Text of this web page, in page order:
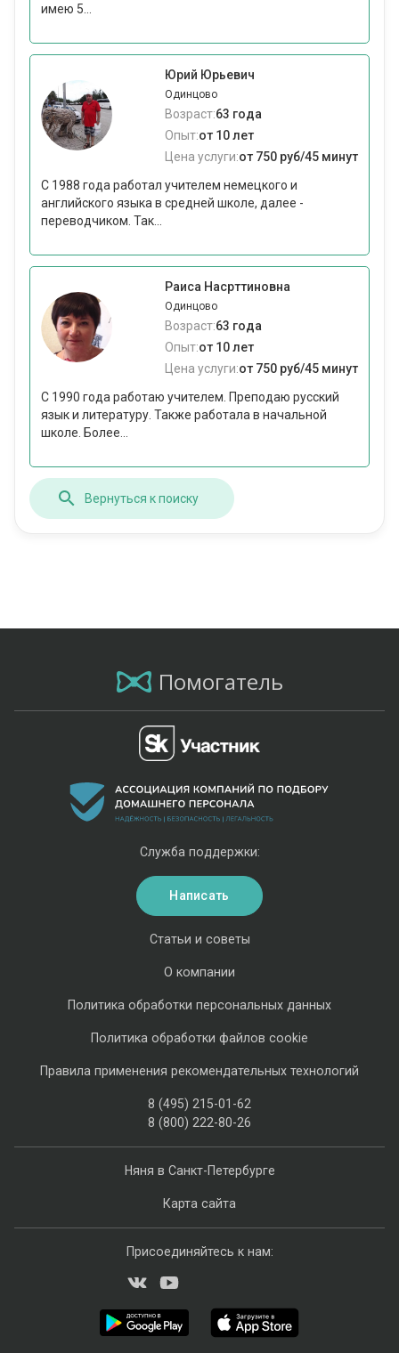
имею 5...
Юрий Юрьевич
Одинцово
Возраст:63 года
Опыт:от 10 лет
Цена услуги:от 750 руб/45 минут
С 1988 года работал учителем немецкого и
английского языка в средней школе, далее -
переводчиком. Так...
Раиса Насрттиновна
Одинцово
Возраст:63 года
Опыт:от 10 лет
Цена услуги:от 750 руб/45 минут
С 1990 года работаю учителем. Преподаю русский
язык и литературу. Также работала в начальной
школе. Более...
Вернуться к поиску
Помогатель
Няня в Санкт-Петербурге
Карта сайта
Статьи и советы
О компании
Политика обработки персональных данных
Политика обработки файлов cookie
Правила применения рекомендательных технологий
8 (495) 215-01-62
8 (800) 222-80-26
Служба поддержки:
Написать
Присоединяйтесь к нам: